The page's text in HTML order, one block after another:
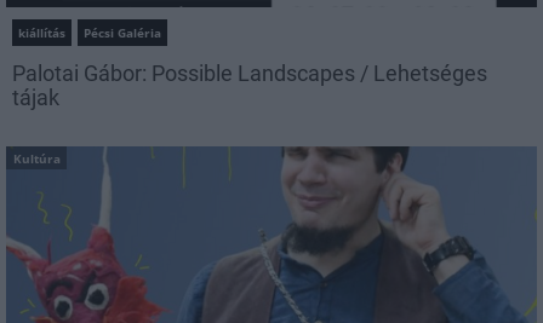
kiállítás Pécsi Galéria
Palotai Gábor: Possible Landscapes / Lehetséges
tájak
Kultúra